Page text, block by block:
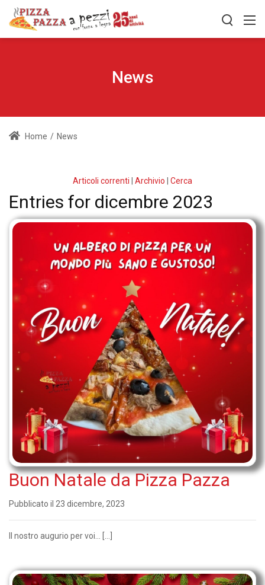
News
Home / News
Articoli correnti Archivio Cerca
Entries for dicembre 2023
Buon Natale da Pizza Pazza
Pubblicato il 23 dicembre, 2023
Il nostro augurio per voi... […]